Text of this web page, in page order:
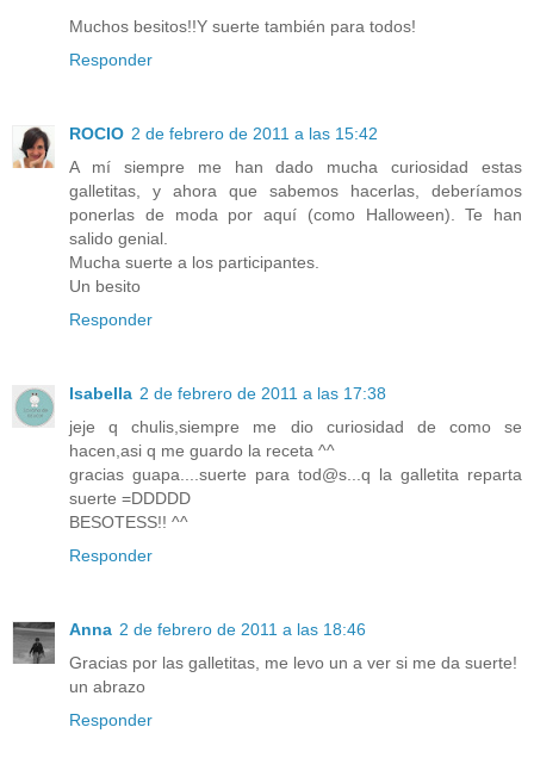
Muchos besitos!!Y suerte también para todos!
Responder
ROCIO 2 de febrero de 2011 a las 15:42
A mí siempre me han dado mucha curiosidad estas
galletitas, y ahora que sabemos hacerlas, deberíamos
ponerlas de moda por aquí (como Halloween). Te han
salido genial.
Mucha suerte a los participantes.
Un besito
Responder
Isabella 2 de febrero de 2011 a las 17:38
jeje q chulis,siempre me dio curiosidad de como se
hacen,asi q me guardo la receta ^^
gracias guapa....suerte para tod@s...q la galletita reparta
suerte =DDDDD
BESOTESS!! ^^
Responder
Anna 2 de febrero de 2011 a las 18:46
Gracias por las galletitas, me levo un a ver si me da suerte!
un abrazo
Responder